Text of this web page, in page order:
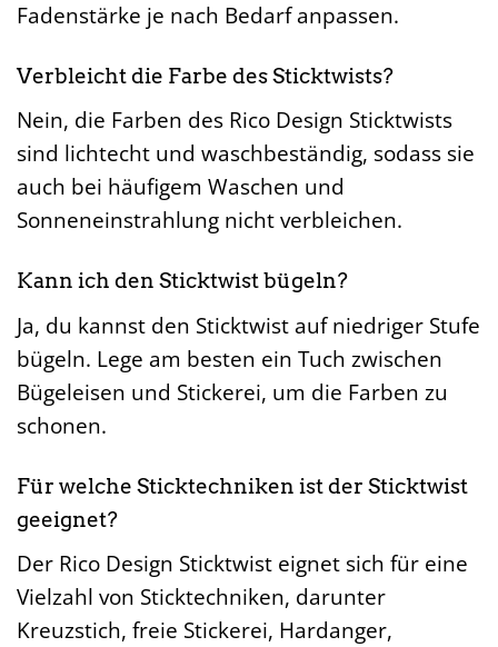
Fadenstärke je nach Bedarf anpassen.
Verbleicht die Farbe des Sticktwists?
Nein, die Farben des Rico Design Sticktwists
sind lichtecht und waschbeständig, sodass sie
auch bei häufigem Waschen und
Sonneneinstrahlung nicht verbleichen.
Kann ich den Sticktwist bügeln?
Ja, du kannst den Sticktwist auf niedriger Stufe
bügeln. Lege am besten ein Tuch zwischen
Bügeleisen und Stickerei, um die Farben zu
schonen.
Für welche Sticktechniken ist der Sticktwist
geeignet?
Der Rico Design Sticktwist eignet sich für eine
Vielzahl von Sticktechniken, darunter
Kreuzstich, freie Stickerei, Hardanger,